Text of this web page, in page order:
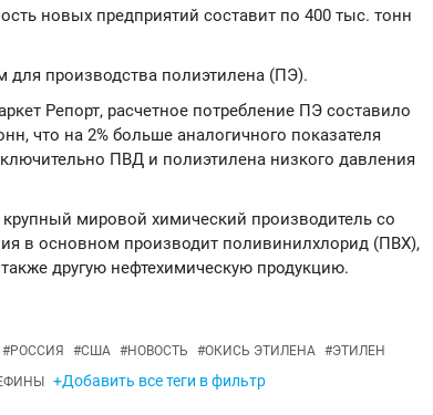
новых предприятий составит по 400 тыс. тонн
производства полиэтилена (ПЭ).
Репорт, расчетное потребление ПЭ составило
что на 2% больше аналогичного показателя
ПВД и полиэтилена низкого давления
мировой химический производитель со
в основном производит поливинилхлорид (ПВХ),
другую нефтехимическую продукцию.
#РОССИЯ #США #НОВОСТЬ #ОКИСЬ ЭТИЛЕНА #ЭТИЛЕН
+Добавить все теги в фильтр